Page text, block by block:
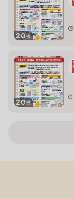
20枚
20枚